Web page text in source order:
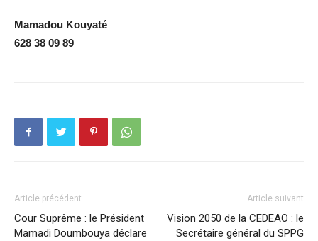
Mamadou Kouyaté
628 38 09 89
Article précédent
Cour Suprême : le Président
Mamadi Doumbouya déclare
Article suivant
Vision 2050 de la CEDEAO : le
Secrétaire général du SPPG